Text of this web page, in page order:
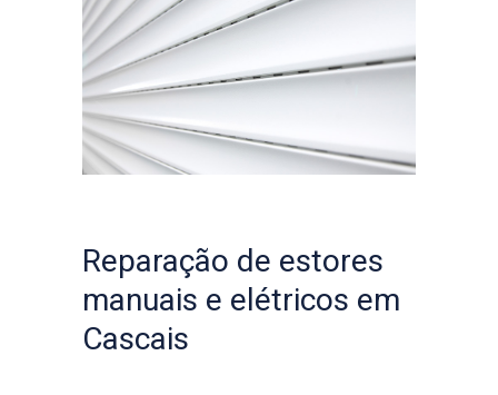
Reparação de estores
manuais e elétricos em
Cascais